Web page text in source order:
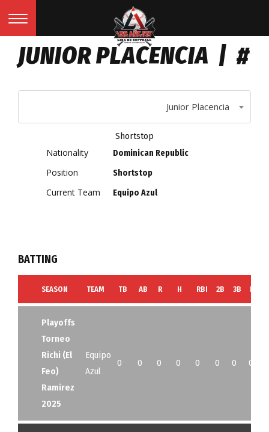
JUNIOR PLACENCIA | #
Junior Placencia
Shortstop
Nationality Dominican Republic
Position Shortstop
Current Team Equipo Azul
BATTING
SEASON TEAM TB AB R H RBI 2B 3B HR
Playoffs
Torneo
Richi (El
Feo)
Ramirez
2025
Equipo
Azul
0 0 0 0 0 0 0 0